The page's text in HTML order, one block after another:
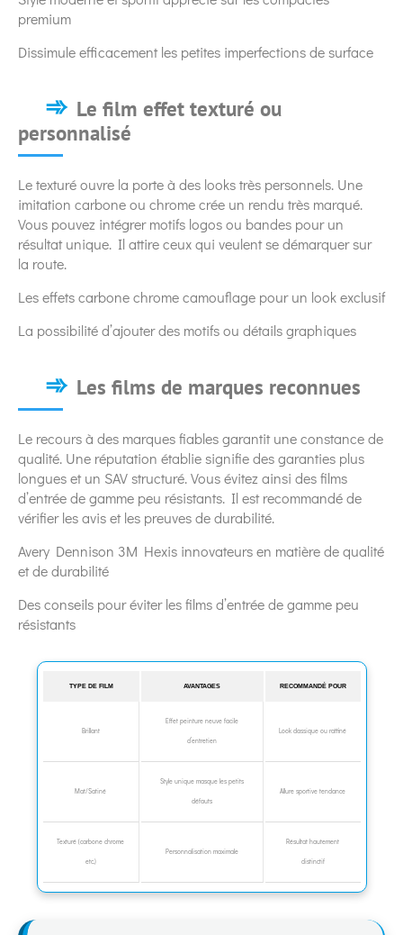
premium
Dissimule efficacement les petites imperfections de surface
Le film effet texturé ou
personnalisé
Le texturé ouvre la porte à des looks très personnels. Une
imitation carbone ou chrome crée un rendu très marqué.
Vous pouvez intégrer motifs logos ou bandes pour un
résultat unique. Il attire ceux qui veulent se démarquer sur
la route.
Les effets carbone chrome camouflage pour un look exclusif
La possibilité d’ajouter des motifs ou détails graphiques
Les films de marques reconnues
Le recours à des marques fiables garantit une constance de
qualité. Une réputation établie signifie des garanties plus
longues et un SAV structuré. Vous évitez ainsi des films
d’entrée de gamme peu résistants. Il est recommandé de
vérifier les avis et les preuves de durabilité.
Avery Dennison 3M Hexis innovateurs en matière de qualité
et de durabilité
Des conseils pour éviter les films d’entrée de gamme peu
résistants
TYPE DE FILM AVANTAGES RECOMMANDÉ POUR
Brillant
Effet peinture neuve facile
d’entretien
Look classique ou raffiné
Mat/Satiné
Style unique masque les petits
défauts
Allure sportive tendance
Texturé (carbone chrome
etc.)
Personnalisation maximale
Résultat hautement
distinctif